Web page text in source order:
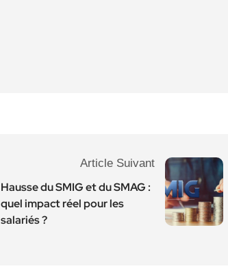
Article Suivant
Hausse du SMIG et du SMAG :
quel impact réel pour les
salariés ?